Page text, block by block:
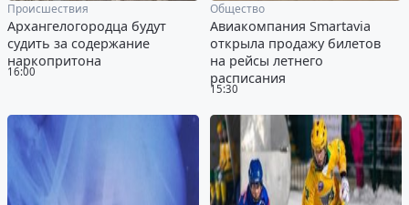
16:00
Происшествия
Архангелогородца будут
судить за содержание
наркопритона
15:30
Общество
Авиакомпания Smartavia
открыла продажу билетов
на рейсы летнего
расписания